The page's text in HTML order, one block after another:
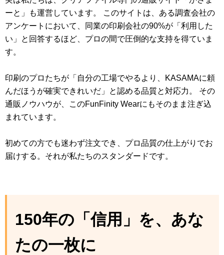
ーと」も運営しています。 このサイトは、ある調査会社の
アンケートにおいて、同業の印刷会社の90%が「利用した
い」と回答するほど、プロの間で圧倒的な支持を得ていま
す。
印刷のプロたちが「自分の工場でやるより、KASAMAに頼
んだほうが確実できれいだ」と認める品質と対応力。 その
通販ノウハウが、このFunFinity Wearにもそのまま注ぎ込
まれています。
初めての方でも迷わず注文でき、プロ品質の仕上がりでお
届けする。それが私たちのスタンダードです。
150年の「信用」を、あな
たの一枚に